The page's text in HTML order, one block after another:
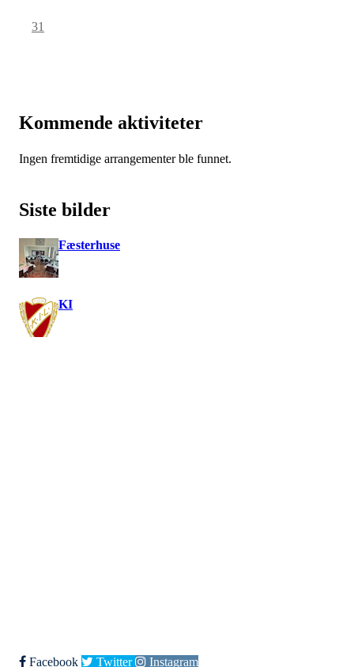
31
Kommende aktiviteter
Ingen fremtidige arrangementer ble funnet.
Siste bilder
Fæsterhuse
KI
Facebook Twitter Instagram